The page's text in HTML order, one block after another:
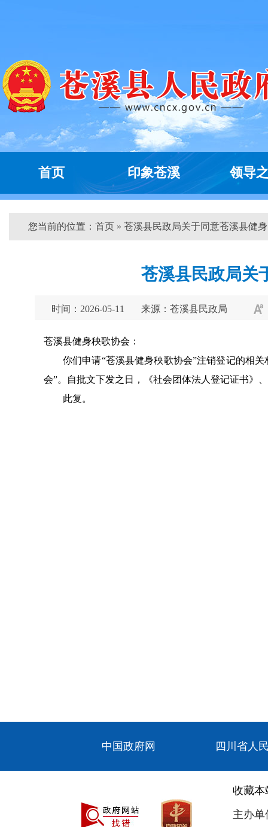
首页 印象苍溪 领导
您当前的位置： 首页 » 苍溪县民政局关于同意苍溪县健
苍溪县民政局关
时间：2026-05-11 来源：苍溪县民政局
苍溪县健身秧歌协会：
你们申请“苍溪县健身秧歌协会”注销登记的相
会”。自批文下发之日，《社会团体法人登记证书》
此复。
中国政府网 四川省人
收藏本
主办